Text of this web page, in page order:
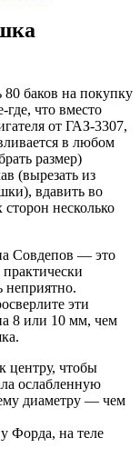
баков на покупку
где, что вместо
от ГАЗ-3307,
в любом
размер)
(вырезать из
вдавить во
несколько
Совдепов — это
неприятно.
эти
8 или 10 мм, чем
центру, чтобы
ослабленную
диаметру — чем
Форда, на теле